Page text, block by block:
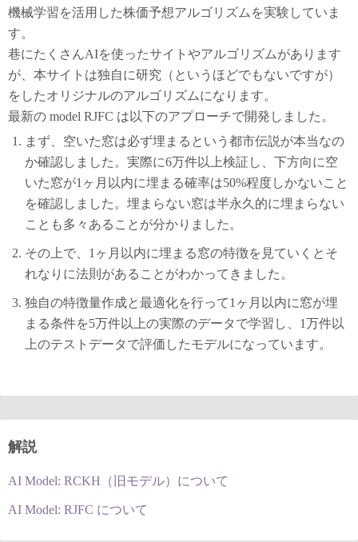
機械学習を活用した株価予想アルゴリズムを実験していま
す。
巷にたくさんAIを使ったサイトやアルゴリズムがあります
が、本サイトは独自に研究（というほどでもないですが）
をしたオリジナルのアルゴリズムになります。
最新の model RJFC は以下のアプローチで開発しました。
まず、空いた窓は必ず埋まるという都市伝説が本当なの
か確認しました。実際に6万件以上検証し、下方向に空
いた窓が1ヶ月以内に埋まる確率は50%程度しかないこと
を確認しました。埋まらない窓は半永久的に埋まらない
ことも多々あることが分かりました。
その上で、1ヶ月以内に埋まる窓の特徴を見ていくとそ
れなりに法則があることがわかってきました。
独自の特徴量作成と最適化を行って1ヶ月以内に窓が埋
まる条件を5万件以上の実際のデータで学習し、1万件以
上のテストデータで評価したモデルになっています。
解説
AI Model: RCKH（旧モデル）について
AI Model: RJFC について